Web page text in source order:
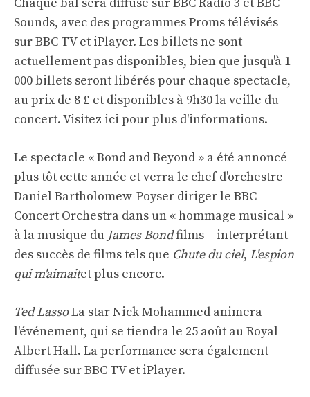
Chaque bal sera diffusé sur BBC Radio 3 et BBC
Sounds, avec des programmes Proms télévisés
sur BBC TV et iPlayer. Les billets ne sont
actuellement pas disponibles, bien que jusqu'à 1
000 billets seront libérés pour chaque spectacle,
au prix de 8 £ et disponibles à 9h30 la veille du
concert.Visitez ici pour plus d'informations.
Le spectacle « Bond and Beyond » a été annoncé
plus tôt cette année et verra le chef d'orchestre
Daniel Bartholomew-Poyser diriger le BBC
Concert Orchestra dans un « hommage musical »
à la musique du James Bondfilms – interprétant
des succès de films tels que Chute du ciel, L'espion
qui m'aimaitet plus encore.
Ted LassoLa star Nick Mohammed animera
l'événement, qui se tiendra le 25 août au Royal
Albert Hall. La performance sera également
diffusée sur BBC TV et iPlayer.